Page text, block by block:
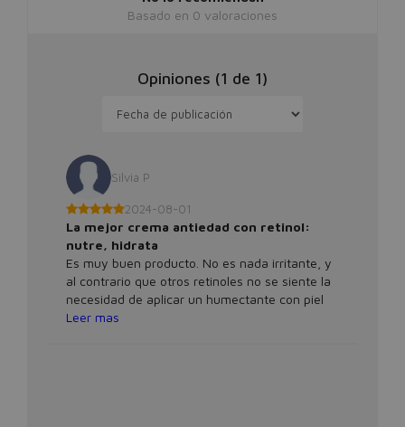
Basado en 0 valoraciones
Opiniones (1 de 1)
Silvia P
2024-08-01
La mejor crema antiedad con retinol:
nutre, hidrata
Es muy buen producto. No es nada irritante, y
al contrario que otros retinoles no se siente la
necesidad de aplicar un humectante con piel
seca, aunque siempre es una opción. Con una
Leer mas